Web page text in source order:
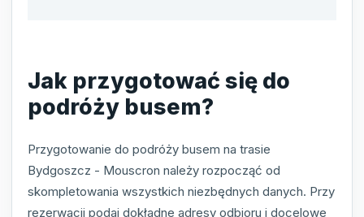
Jak przygotować się do
podróży busem?
Przygotowanie do podróży busem na trasie
Bydgoszcz - Mouscron należy rozpocząć od
skompletowania wszystkich niezbędnych danych. Przy
rezerwacji podaj dokładne adresy odbioru i docelowe